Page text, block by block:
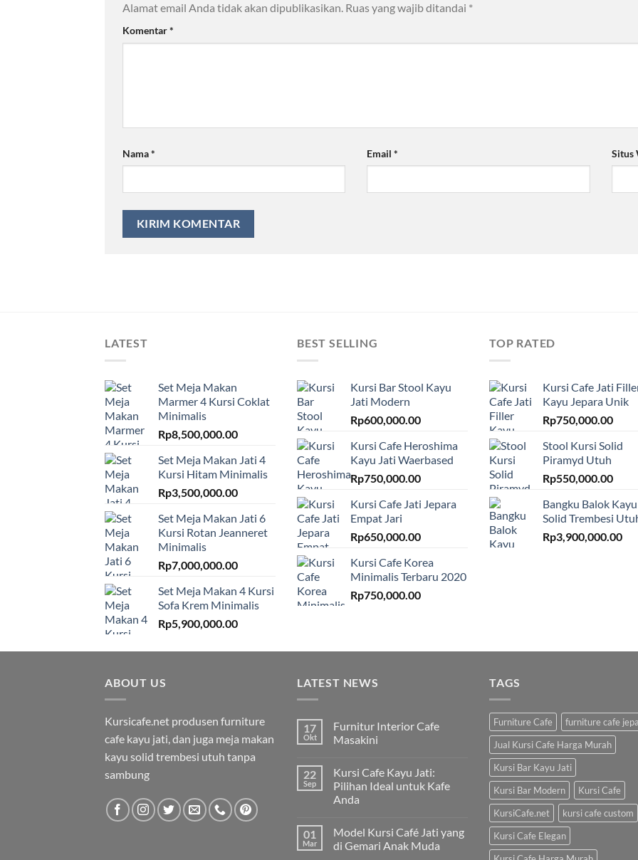
Alamat email Anda tidak akan dipublikasikan. Ruas yang wajib ditandai *
Komentar*
Nama* Email* Situs
LATEST
Set Meja Makan
Marmer 4 Kursi Coklat
Minimalis
Rp8,500,000.00
Set Meja Makan Jati 4
Kursi Hitam Minimalis
Rp3,500,000.00
Set Meja Makan Jati 6
Kursi Rotan Jeanneret
Minimalis
Rp7,000,000.00
Set Meja Makan 4 Kursi
Sofa Krem Minimalis
Rp5,900,000.00
BEST SELLING
Kursi Bar Stool Kayu
Jati Modern
Rp600,000.00
Kursi Cafe Heroshima
Kayu Jati Waerbased
Rp750,000.00
Kursi Cafe Jati Jepara
Empat Jari
Rp650,000.00
Kursi Cafe Korea
Minimalis Terbaru 2020
Rp750,000.00
TOP RATED
Kursi Cafe Jati
Kayu Jepara Unik
Rp750,000.00
Stool Kursi Solid
Piramyd Utuh
Rp550,000.00
Bangku Balok Kayu
Solid Trembesi
Rp3,900,000.00
ABOUT US
Kursicafe.net produsen furniture
cafe kayu jati, dan juga meja makan
kayu solid trembesi utuh tanpa
sambung
LATEST NEWS
17
Okt
Furnitur Interior Cafe
Masakini
22
Sep
Kursi Cafe Kayu Jati:
Pilihan Ideal untuk Kafe
Anda
01
Mar
Model Kursi Café Jati yang
di Gemari Anak Muda
TAGS
Furniture Cafe
furniture cafe
Jual Kursi Cafe Harga Murah
Kursi Bar Kayu Jati
Kursi Bar Modern
Kursi Cafe
KursiCafe.net
kursi cafe custom
Kursi Cafe Elegan